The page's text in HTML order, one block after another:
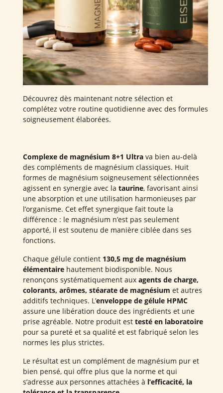
Découvrez dès maintenant notre sélection et
complétez votre routine quotidienne avec des formules
soigneusement élaborées.
Complexe de magnésium 8+1 Ultra va bien au-delà
des compléments de magnésium classiques. Huit
formes de magnésium soigneusement sélectionnées
agissent en synergie avec la taurine, favorisant ainsi
une absorption et une utilisation harmonieuses par
l’organisme. Cet effet synergique fait toute la
différence : le magnésium n’est pas seulement
apporté, il est soutenu de manière ciblée dans ses
fonctions.
Chaque gélule contient 130,5 mg de magnésium
élémentaire hautement biodisponible. Nous
renonçons systématiquement aux agents de charge,
colorants, arômes, stéarate de magnésium et autres
additifs techniques. L’enveloppe de gélule HPMC
assure une libération douce des ingrédients et une
prise agréable. Notre produit est testé en laboratoire
pour sa pureté et sa qualité et est fabriqué selon les
normes les plus strictes.
Le résultat est un complément de magnésium pur et
bien pensé, qui offre plus que la norme et qui
s’adresse aux personnes attachées à l’efficacité, la